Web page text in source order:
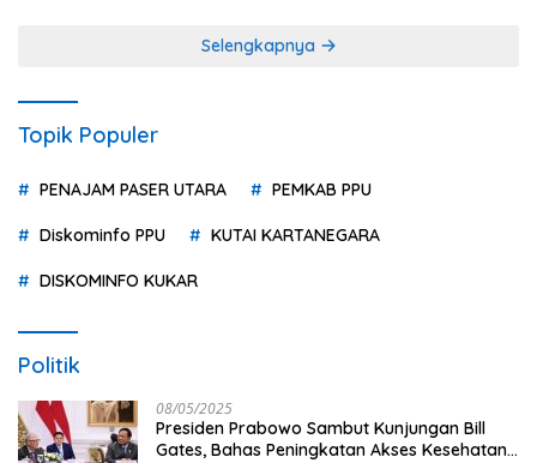
Selengkapnya
Topik Populer
PENAJAM PASER UTARA PEMKAB PPU
Diskominfo PPU KUTAI KARTANEGARA
DISKOMINFO KUKAR
Politik
08/05/2025
Presiden Prabowo Sambut Kunjungan Bill
Gates, Bahas Peningkatan Akses Kesehatan